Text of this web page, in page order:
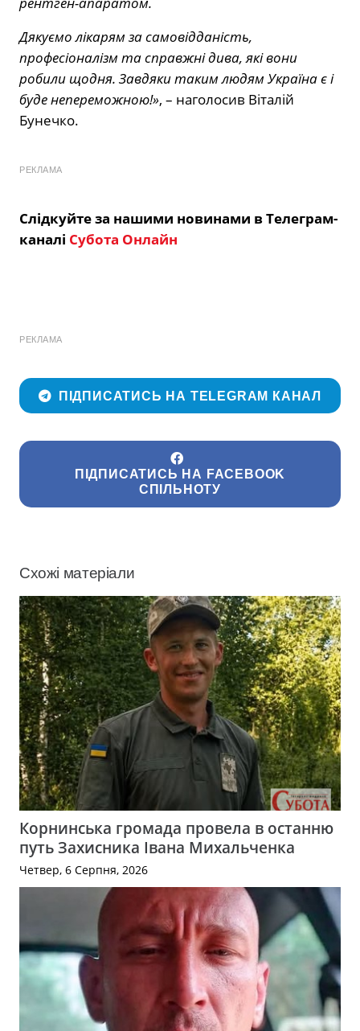
Дякуємо лікарям за самовідданість,
професіоналізм та справжні дива, які вони
робили щодня. Завдяки таким людям Україна є і
буде непереможною!», – наголосив Віталій
Бунечко.
РЕКЛАМА
Слідкуйте за нашими новинами в Телеграм-
каналі Субота Онлайн
РЕКЛАМА
ПІДПИСАТИСЬ НА TELEGRAM КАНАЛ
ПІДПИСАТИСЬ НА FACEBOOK
СПІЛЬНОТУ
Схожі матеріали
Корнинська громада провела в останню
путь Захисника Івана Михальченка
Четвер, 6 Серпня, 2026